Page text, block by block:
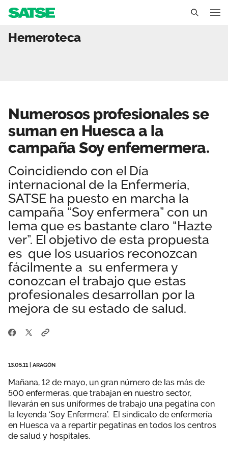
Delegados Sindicales
Estructura organizativa
Ámbitos de negociación
Secciones sindicales
Qué ofrecemos
Servicios
Ventajas
Actualidad
Temas
Noticias
Sala de prensa
Empleo
Documentos
Publicaciones
Vídeos
Aragón
Contáctanos
Área privada
Únete
Numerosos
Hemeroteca
Numerosos profesionales se
suman en Huesca a la
campaña Soy enfemermera.
Coincidiendo con el Día
internacional de la Enfermería,
SATSE ha puesto en marcha la
campaña “Soy enfermera” con un
lema que es bastante claro “Hazte
ver”. El objetivo de esta propuesta
es que los usuarios reconozcan
fácilmente a su enfermera y
conozcan el trabajo que estas
profesionales desarrollan por la
mejora de su estado de salud.
13.05.11 ARAGÓN
Mañana, 12 de mayo, un gran número de las más de
500 enfermeras, que trabajan en nuestro sector,
llevarán en sus uniformes de trabajo una pegatina con
la leyenda ‘Soy Enfermera’. El sindicato de enfermería
en Huesca va a repartir pegatinas en todos los centros
de salud y hospitales.